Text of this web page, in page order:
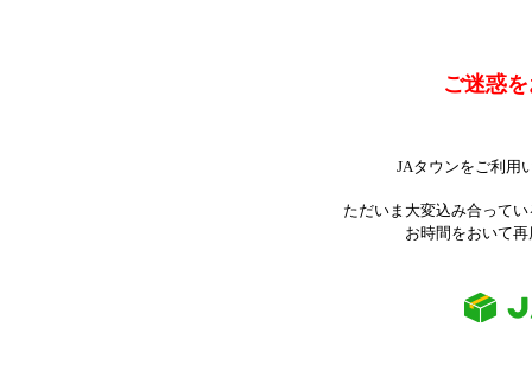
ご迷惑
JAタウンをご利用
ただいま大変込み合って
お時間をおいて